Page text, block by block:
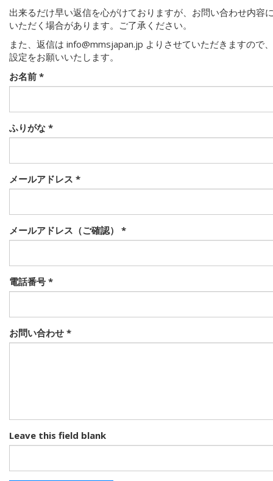
出来るだけ早い返信を心がけておりますが、お問い合わせ内容
いただく場合があります。ご了承ください。
また、返信は info@mmsjapan.jp よりさせていただきますので
設定をお願いいたします。
お名前 *
ふりがな *
メールアドレス *
メールアドレス（ご確認） *
電話番号 *
お問い合わせ *
Leave this field blank